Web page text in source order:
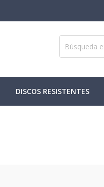
DISCOS RESISTENTES